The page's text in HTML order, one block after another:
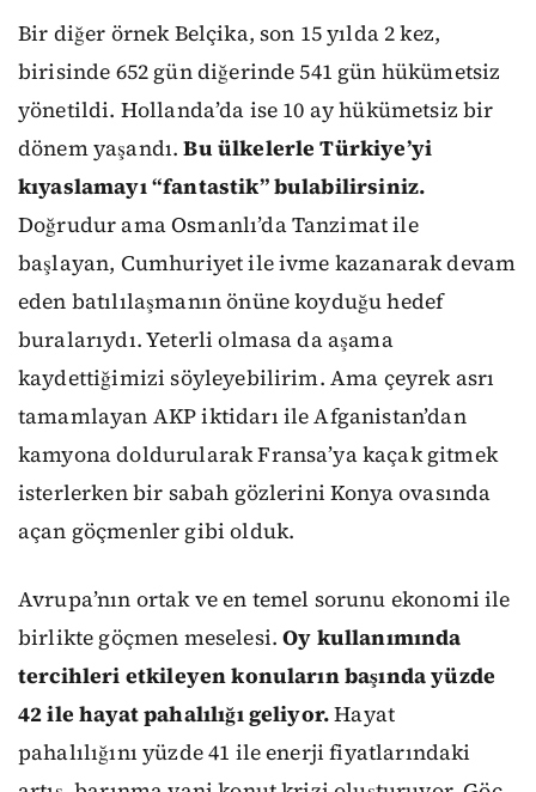
Bir diğer örnek Belçika, son 15 yılda 2 kez,
birisinde 652 gün diğerinde 541 gün hükümetsiz
yönetildi. Hollanda’da ise 10 ay hükümetsiz bir
dönem yaşandı.Bu ülkelerle Türkiye’yi
kıyaslamayı “fantastik” bulabilirsiniz.
Doğrudur ama Osmanlı’da Tanzimat ile
başlayan, Cumhuriyet ile ivme kazanarak devam
eden batılılaşmanın önüne koyduğu hedef
buralarıydı. Yeterli olmasa da aşama
kaydettiğimizi söyleyebilirim. Ama çeyrek asrı
tamamlayan AKP iktidarı ile Afganistan’dan
kamyona doldurularak Fransa’ya kaçak gitmek
isterlerken bir sabah gözlerini Konya ovasında
açan göçmenler gibi olduk.
Avrupa’nın ortak ve en temel sorunu ekonomi ile
birlikte göçmen meselesi.Oy kullanımında
tercihleri etkileyen konuların başında yüzde
42 ile hayat pahalılığı geliyor.Hayat
pahalılığını yüzde 41 ile enerji fiyatlarındaki